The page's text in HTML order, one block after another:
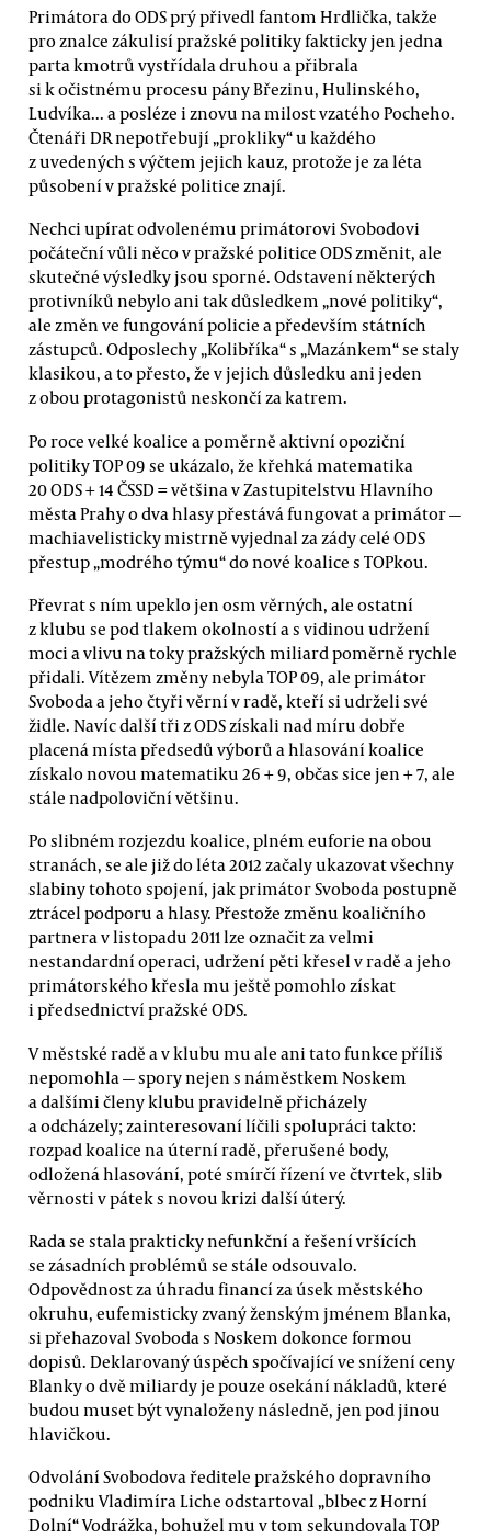
Primátora do ODS prý přivedl fantom Hrdlička, takže
pro znalce zákulisí pražské politiky fakticky jen jedna
parta kmotrů vystřídala druhou a přibrala
si k očistnému procesu pány Březinu, Hulinského,
Ludvíka... a posléze i znovu na milost vzatého Pocheho.
Čtenáři DR nepotřebují „prokliky“ u každého
z uvedených s výčtem jejich kauz, protože je za léta
působení v pražské politice znají.
Nechci upírat odvolenému primátorovi Svobodovi
počáteční vůli něco v pražské politice ODS změnit, ale
skutečné výsledky jsou sporné. Odstavení některých
protivníků nebylo ani tak důsledkem „nové politiky“,
ale změn ve fungování policie a především státních
zástupců. Odposlechy „Kolibříka“ s „Mazánkem“ se staly
klasikou, a to přesto, že v jejich důsledku ani jeden
z obou protagonistů neskončí za katrem.
Po roce velké koalice a poměrně aktivní opoziční
politiky TOP 09 se ukázalo, že křehká matematika
20 ODS + 14 ČSSD = většina v Zastupitelstvu Hlavního
města Prahy o dva hlasy přestává fungovat a primátor —
machiavelisticky mistrně vyjednal za zády celé ODS
přestup „modrého týmu“ do nové koalice s TOPkou.
Převrat s ním upeklo jen osm věrných, ale ostatní
z klubu se pod tlakem okolností a s vidinou udržení
moci a vlivu na toky pražských miliard poměrně rychle
přidali. Vítězem změny nebyla TOP 09, ale primátor
Svoboda a jeho čtyři věrní v radě, kteří si udrželi své
židle. Navíc další tři z ODS získali nad míru dobře
placená místa předsedů výborů a hlasování koalice
získalo novou matematiku 26 + 9, občas sice jen + 7, ale
stále nadpoloviční většinu.
Po slibném rozjezdu koalice, plném euforie na obou
stranách, se ale již do léta 2012 začaly ukazovat všechny
slabiny tohoto spojení, jak primátor Svoboda postupně
ztrácel podporu a hlasy. Přestože změnu koaličního
partnera v listopadu 2011 lze označit za velmi
nestandardní operaci, udržení pěti křesel v radě a jeho
primátorského křesla mu ještě pomohlo získat
i předsednictví pražské ODS.
V městské radě a v klubu mu ale ani tato funkce příliš
nepomohla — spory nejen s náměstkem Noskem
a dalšími členy klubu pravidelně přicházely
a odcházely; zainteresovaní líčili spolupráci takto:
rozpad koalice na úterní radě, přerušené body,
odložená hlasování, poté smírčí řízení ve čtvrtek, slib
věrnosti v pátek s novou krizi další úterý.
Rada se stala prakticky nefunkční a řešení vršících
se zásadních problémů se stále odsouvalo.
Odpovědnost za úhradu financí za úsek městského
okruhu, eufemisticky zvaný ženským jménem Blanka,
si přehazoval Svoboda s Noskem dokonce formou
dopisů. Deklarovaný úspěch spočívající ve snížení ceny
Blanky o dvě miliardy je pouze osekání nákladů, které
budou muset být vynaloženy následně, jen pod jinou
hlavičkou.
Odvolání Svobodova ředitele pražského dopravního
podniku Vladimíra Liche odstartoval „blbec z Horní
Dolní“ Vodrážka, bohužel mu v tom sekundovala TOP